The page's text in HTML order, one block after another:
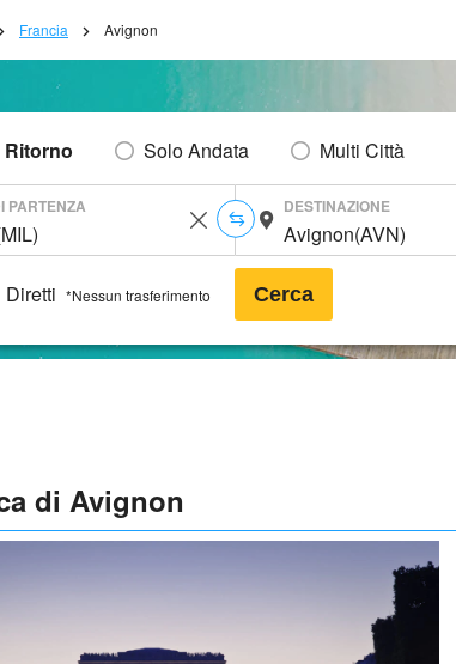
Francia Avignon
Ritorno Solo Andata Multi Città
PARTENZA DESTINAZIONE
*Nessun trasferimento Cerca
di Avignon